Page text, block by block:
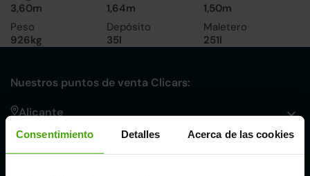
Consentimiento Detalles Acerca de las cookies
3,60m
1,64m
1,50m
Peso
926kg
Depósito
35l
Maletero
251l
Nuestros puntos de venta Clicars:
Alicante
Córdoba